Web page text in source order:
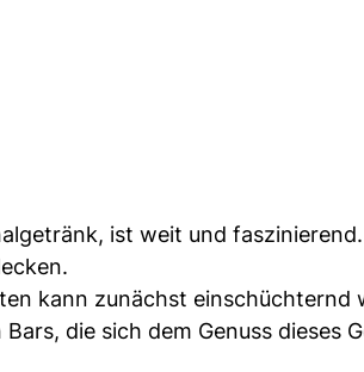
ist weit und
kann zunächst einschüchternd
die sich dem Genuss dieses